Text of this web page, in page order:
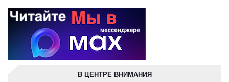
В ЦЕНТРЕ ВНИМАНИЯ